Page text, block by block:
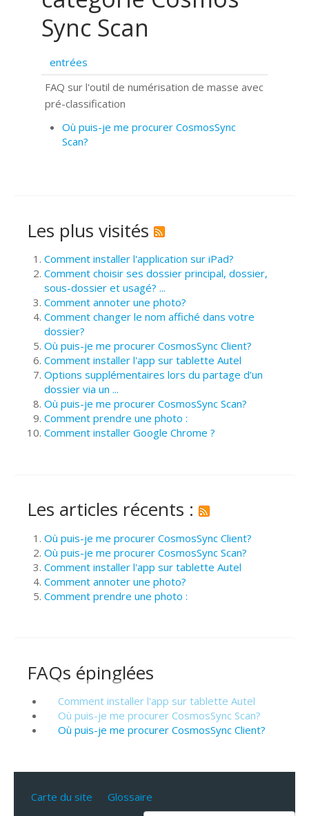
Sync Scan
entrées
FAQ sur l'outil de numérisation de masse avec
pré-classification
Où puis-je me procurer CosmosSync
Scan?
Les plus visités
Comment installer l'application sur iPad?
Comment choisir ses dossier principal, dossier,
sous-dossier et usagé? ...
Comment annoter une photo?
Comment changer le nom affiché dans votre
dossier?
Où puis-je me procurer CosmosSync Client?
Comment installer l'app sur tablette Autel
Options supplémentaires lors du partage d’un
dossier via un ...
Où puis-je me procurer CosmosSync Scan?
Comment prendre une photo :
Comment installer Google Chrome ?
Les articles récents :
Où puis-je me procurer CosmosSync Client?
Où puis-je me procurer CosmosSync Scan?
Comment installer l'app sur tablette Autel
Comment annoter une photo?
Comment prendre une photo :
FAQs épinglées
Comment installer l'app sur tablette Autel
Où puis-je me procurer CosmosSync Scan?
Où puis-je me procurer CosmosSync Client?
Carte du site Glossaire